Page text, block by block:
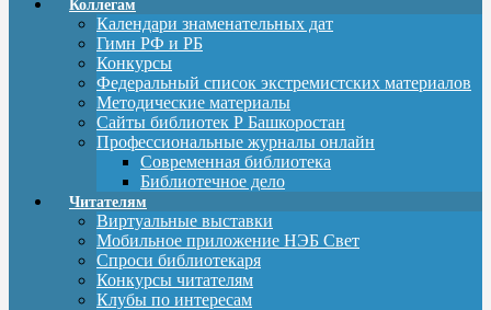
Коллегам
Календари знаменательных дат
Гимн РФ и РБ
Конкурсы
Федеральный список экстремистских материалов
Методические материалы
Сайты библиотек Р Башкоростан
Профессиональные журналы онлайн
Современная библиотека
Библиотечное дело
Читателям
Виртуальные выставки
Мобильное приложение НЭБ Свет
Спроси библиотекаря
Конкурсы читателям
Клубы по интересам